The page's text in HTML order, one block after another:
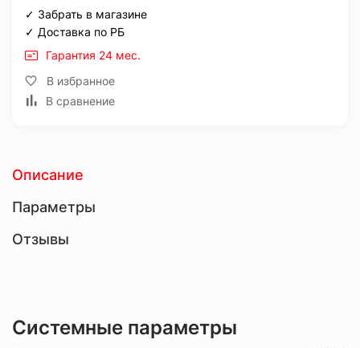
✓ Забрать в магазине
✓ Доставка по РБ
Гарантия 24 мес.
В избранное
В сравнение
Описание
Параметры
Отзывы
Системные параметры